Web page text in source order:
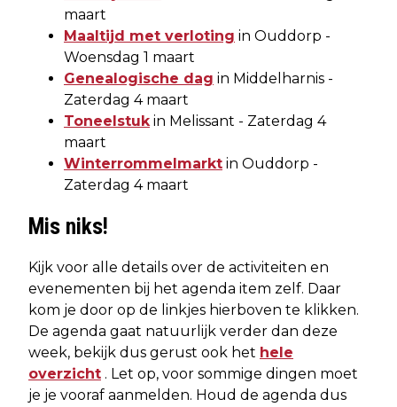
maart
Maaltijd met verloting in Ouddorp -
Woensdag 1 maart
Genealogische dag in Middelharnis -
Zaterdag 4 maart
Toneelstukin Melissant - Zaterdag 4
maart
Winterrommelmarkt in Ouddorp -
Zaterdag 4 maart
Mis niks!
Kijk voor alle details over de activiteiten en
evenementen bij het agenda item zelf. Daar
kom je door op de linkjes hierboven te klikken.
De agenda gaat natuurlijk verder dan deze
week, bekijk dus gerust ook het hele
overzicht . Let op, voor sommige dingen moet
je je vooraf aanmelden. Houd de agenda dus